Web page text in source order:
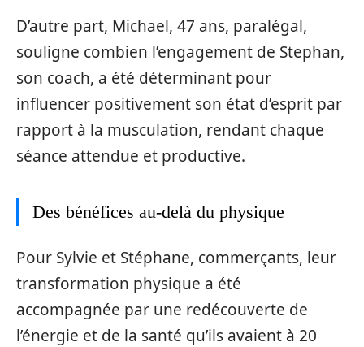
D’autre part, Michael, 47 ans, paralégal,
souligne combien l’engagement de Stephan,
son coach, a été déterminant pour
influencer positivement son état d’esprit par
rapport à la musculation, rendant chaque
séance attendue et productive.
Des bénéfices au-delà du physique
Pour Sylvie et Stéphane, commerçants, leur
transformation physique a été
accompagnée par une redécouverte de
l’énergie et de la santé qu’ils avaient à 20